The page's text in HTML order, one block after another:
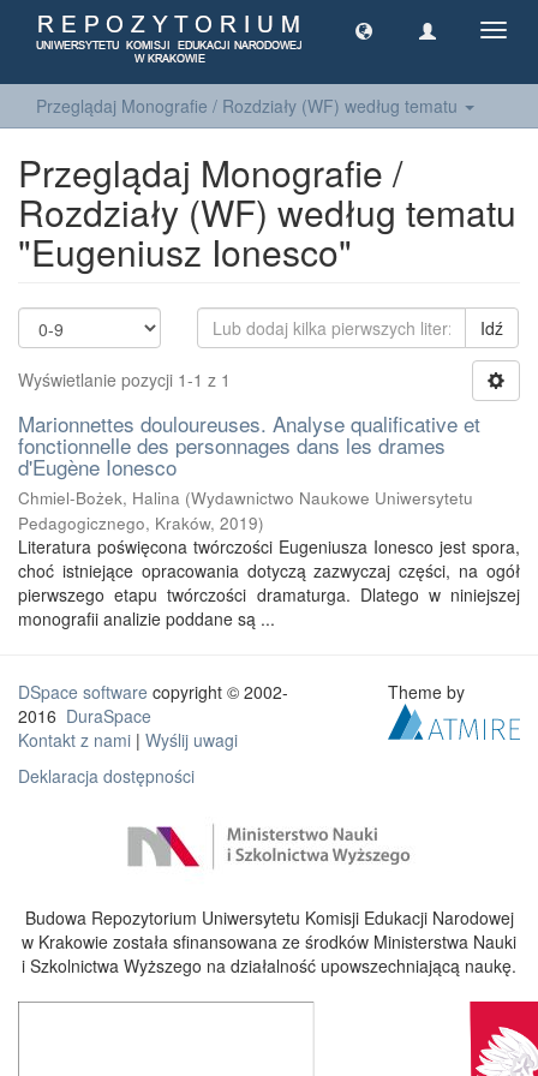
Przeglądaj Monografie / Rozdziały (WF) według tematu
Przeglądaj Monografie /
Rozdziały (WF) według tematu
"Eugeniusz Ionesco"
Idź
Wyświetlanie pozycji 1-1 z 1
Marionnettes douloureuses. Analyse qualificative et
fonctionnelle des personnages dans les drames
d'Eugène Ionesco
Chmiel-Bożek, Halina (Wydawnictwo Naukowe Uniwersytetu
Pedagogicznego, Kraków, 2019)
Literatura poświęcona twórczości Eugeniusza Ionesco jest spora,
choć istniejące opracowania dotyczą zazwyczaj części, na ogół
pierwszego etapu twórczości dramaturga. Dlatego w niniejszej
monografii analizie poddane są ...
DSpace software copyright © 2002-
2016 DuraSpace
Kontakt z nami | Wyślij uwagi
Deklaracja dostępności
Theme by
Budowa Repozytorium Uniwersytetu Komisji Edukacji Narodowej
w Krakowie została sfinansowana ze środków Ministerstwa Nauki
i Szkolnictwa Wyższego na działalność upowszechniającą naukę.